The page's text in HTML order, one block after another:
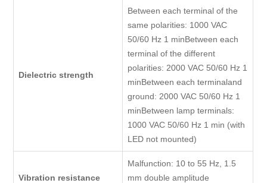
Dielectric strength
Between each terminal of the
same polarities: 1000 VAC
50/60 Hz 1 minBetween each
terminal of the different
polarities: 2000 VAC 50/60 Hz 1
minBetween each terminaland
ground: 2000 VAC 50/60 Hz 1
minBetween lamp terminals:
1000 VAC 50/60 Hz 1 min (with
LED not mounted)
Vibration resistance
Malfunction: 10 to 55 Hz, 1.5
mm double amplitude